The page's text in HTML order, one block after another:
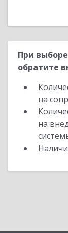
При
обратите
на
на